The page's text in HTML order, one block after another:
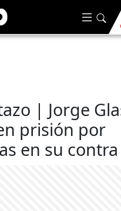
| Jorge
prisión por
en su contra